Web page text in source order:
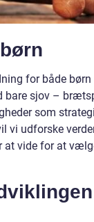
for både børn
bare sjov –
som
vi udforske
at vide for at